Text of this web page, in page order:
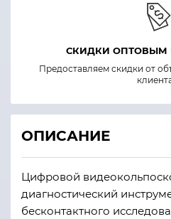
СКИДКИ ОПТОВЫМ
Предоставляем скидки от
ОПИСАНИЕ
Цифровой
диагностический
бесконтактного